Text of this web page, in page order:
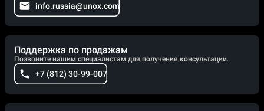
info.russia@unox.com
Поддержка по продажам
Позвоните нашим специалистам для получения консультации.
+7 (812) 30-99-007